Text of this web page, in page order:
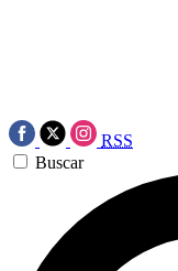
RSS
Buscar